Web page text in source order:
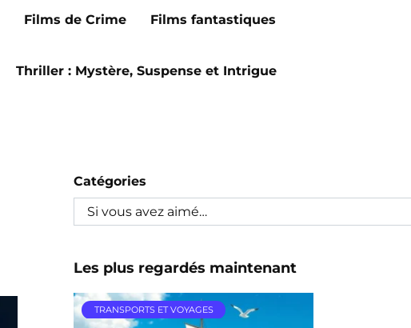
Films de Crime Films fantastiques
Thriller : Mystère, Suspense et Intrigue
Catégories
Les plus regardés maintenant
TRANSPORTS ET VOYAGES